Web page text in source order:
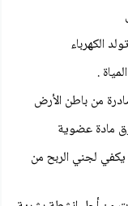
يكفي لجني الربح من